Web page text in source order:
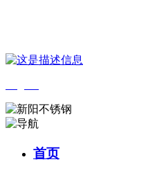
首页